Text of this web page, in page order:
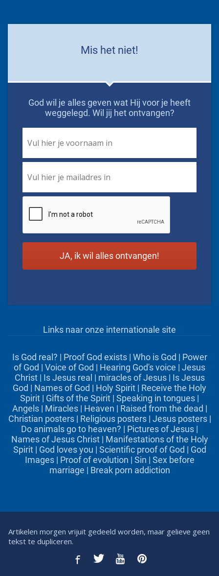
Mis het niet!
God wil je alles geven wat Hij voor je heeft
weggelegd. Wil jij het ontvangen?
Name *
Links naar onze internationale site
Is God real? | Proof God exists| Who is God | Power
of God | Voice of God | Hearing God's voice | Jesus
Christ| Is Jesus real | miracles of Jesus| Is Jesus
God | Names of God | Holy Spirit | Receive the Holy
Spirit | Gifts of the Spirit | Speaking in tongues |
Angels| Miracles| Heaven | Raised from the dead |
Christian posters| Religious posters| Jesus posters|
Do animals go to heaven? | Pictures of Jesus |
Names of Jesus Christ| Manifestations of the Holy
Spirit| God loves you | Scientific proof of God | God
Images| Proof of evolution | Sin | Sex before
marriage | Break porn addiction
Artikelen morgen vrijuit gedeeld worden, maar gelieve geen
tekst te dupliceren.